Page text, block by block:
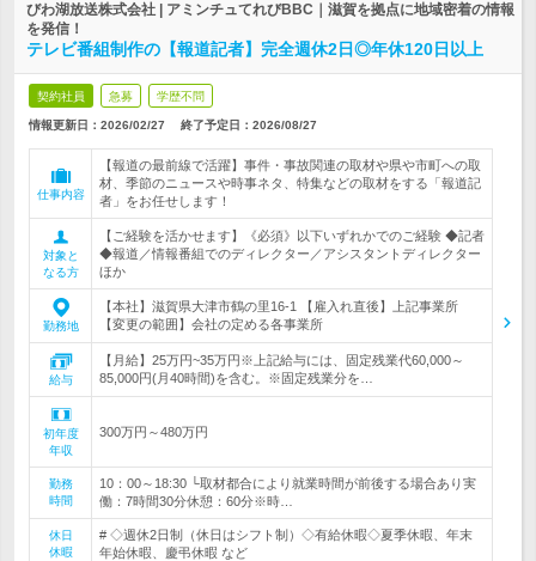
びわ湖放送株式会社 | アミンチュてれびBBC｜滋賀を拠点に地域密着の情報
を発信！
テレビ番組制作の【報道記者】完全週休2日◎年休120日以上
契約社員 急募 学歴不問
情報更新日：2026/02/27 終了予定日： 2026/08/27
仕事内容
【報道の最前線で活躍】事件・事故関連の取材や県や市町への取
材、季節のニュースや時事ネタ、特集などの取材をする「報道記
者」をお任せします！
対象と
なる方
【ご経験を活かせます】《必須》以下いずれかでのご経験 ◆記者
◆報道／情報番組でのディレクター／アシスタントディレクター
ほか
勤務地
【本社】滋賀県大津市鶴の里16-1 【雇入れ直後】上記事業所
【変更の範囲】会社の定める各事業所
給与
【月給】25万円~35万円※上記給与には、固定残業代60,000～
85,000円(月40時間)を含む。※固定残業分を…
初年度
年収
300万円～480万円
勤務
時間
10：00～18:30 └取材都合により就業時間が前後する場合あり実
働：7時間30分休憩：60分※時…
休日
休暇
# ◇週休2日制（休日はシフト制）◇有給休暇◇夏季休暇、年末
年始休暇、慶弔休暇 など